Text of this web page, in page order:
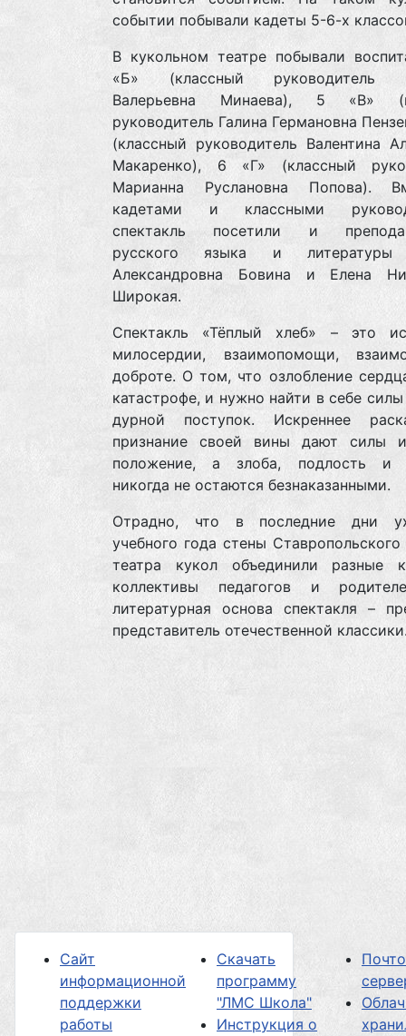
событии побывали кадеты 5-6-х
В кукольном театре побывали
«Б» (классный руководитель
Валерьевна Минаева), 5 «В»
руководитель Галина Германовна
(классный руководитель Валентина
Макаренко), 6 «Г» (классный
Марианна Руслановна Попова).
кадетами и классными
спектакль посетили и
русского языка и литературы
Александровна Бовина и Елена
Широкая.
Спектакль «Тёплый хлеб» – это
милосердии, взаимопомощи,
доброте. О том, что озлобление
катастрофе, и нужно найти в себе силы
дурной поступок. Искреннее
признание своей вины дают силы
положение, а злоба, подлость и
никогда не остаются безнаказанными.
Отрадно, что в последние дни
учебного года стены Ставропольского
театра кукол объединили разные
коллективы педагогов и
литературная основа спектакля –
представитель отечественной
Сайт
информационной
поддержки
работы
Скачать
программу
"ЛМС Школа"
Инструкция о